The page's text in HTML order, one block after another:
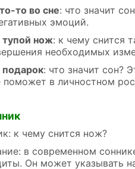
то во сне: что значит
эмоций.
нож: к чему снится
необходимых
подарок: что значит сон?
поможет в личностном
к чему снится нож?
в современном
Он может указывать